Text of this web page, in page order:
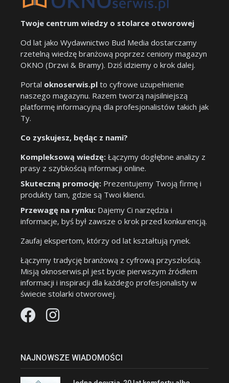
Twoje centrum wiedzy o stolarce otworowej
Od lat jako Wydawnictwo Bud Media dostarczamy
rzetelną wiedzę branżową poprzez ceniony magazyn
OKNO (Drzwi & Bramy). Dziś idziemy o krok dalej.
Portal oknoserwis.pl to cyfrowe uzupełnienie
naszego magazynu. Razem tworzą najsilniejszą
platformę informacyjną dla profesjonalistów takich jak
Ty.
Co zyskujesz, będąc z nami?
Kompleksową wiedzę: Łączymy dogłębne analizy z
prasy z szybkością informacji online.
Skuteczną promocję: Prezentujemy Twoją firmę i
produkty tam, gdzie są Twoi klienci.
Przewagę na rynku: Dajemy Ci narzędzia i
informacje, byś był zawsze o krok przed konkurencją.
Zaufaj ekspertom, którzy od lat kształtują rynek.
Łączymy tradycję branżową z cyfrową przyszłością.
Misją oknoserwis.pl jest bycie pierwszym źródłem
informacji i inspiracji dla każdego profesjonalisty w
świecie stolarki otworowej.
NAJNOWSZE WIADOMOŚCI